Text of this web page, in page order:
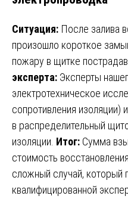
Ситуация: После залива
произошло короткое
пожару в щитке
эксперта: Эксперты
электротехническое
сопротивления изоляции)
в распределительный
изоляции. Итог: Сумма
стоимость
сложный случай, который
квалифицированной